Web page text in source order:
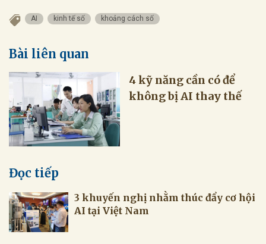
AI kinh tế số khoảng cách số
Bài liên quan
4 kỹ năng cần có để
không bị AI thay thế
Đọc tiếp
3 khuyến nghị nhằm thúc đẩy cơ hội
AI tại Việt Nam